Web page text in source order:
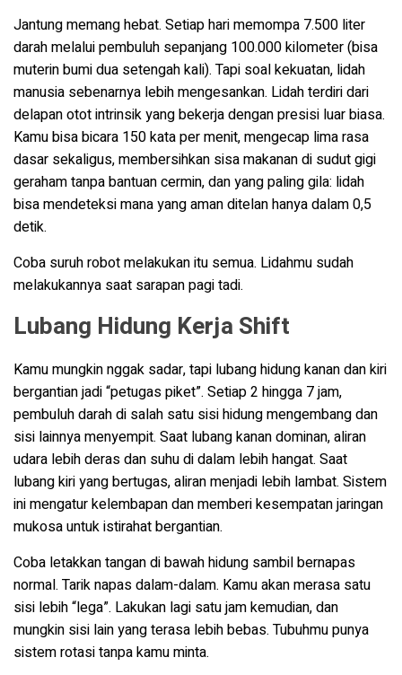
Jantung memang hebat. Setiap hari memompa 7.500 liter
darah melalui pembuluh sepanjang 100.000 kilometer (bisa
muterin bumi dua setengah kali). Tapi soal kekuatan, lidah
manusia sebenarnya lebih mengesankan. Lidah terdiri dari
delapan otot intrinsik yang bekerja dengan presisi luar biasa.
Kamu bisa bicara 150 kata per menit, mengecap lima rasa
dasar sekaligus, membersihkan sisa makanan di sudut gigi
geraham tanpa bantuan cermin, dan yang paling gila: lidah
bisa mendeteksi mana yang aman ditelan hanya dalam 0,5
detik.
Coba suruh robot melakukan itu semua. Lidahmu sudah
melakukannya saat sarapan pagi tadi.
Lubang Hidung Kerja Shift
Kamu mungkin nggak sadar, tapi lubang hidung kanan dan kiri
bergantian jadi “petugas piket”. Setiap 2 hingga 7 jam,
pembuluh darah di salah satu sisi hidung mengembang dan
sisi lainnya menyempit. Saat lubang kanan dominan, aliran
udara lebih deras dan suhu di dalam lebih hangat. Saat
lubang kiri yang bertugas, aliran menjadi lebih lambat. Sistem
ini mengatur kelembapan dan memberi kesempatan jaringan
mukosa untuk istirahat bergantian.
Coba letakkan tangan di bawah hidung sambil bernapas
normal. Tarik napas dalam-dalam. Kamu akan merasa satu
sisi lebih “lega”. Lakukan lagi satu jam kemudian, dan
mungkin sisi lain yang terasa lebih bebas. Tubuhmu punya
sistem rotasi tanpa kamu minta.